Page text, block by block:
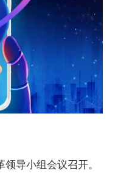
导小组会议召开。